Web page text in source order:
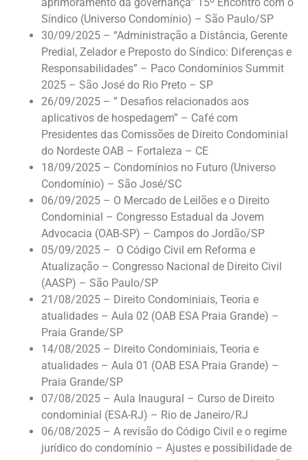
Síndico (Universo Condomínio) – São Paulo/SP
30/09/2025 – “Administração a Distância, Gerente
Predial, Zelador e Preposto do Síndico: Diferenças e
Responsabilidades” – Paco Condomínios Summit
2025 – São José do Rio Preto – SP
26/09/2025 – ” Desafios relacionados aos
aplicativos de hospedagem” – Café com
Presidentes das Comissões de Direito Condominial
do Nordeste OAB – Fortaleza – CE
18/09/2025 – Condomínios no Futuro (Universo
Condomínio) – São José/SC
06/09/2025 – O Mercado de Leilões e o Direito
Condominial – Congresso Estadual da Jovem
Advocacia (OAB-SP) – Campos do Jordão/SP
05/09/2025 – O Código Civil em Reforma e
Atualização – Congresso Nacional de Direito Civil
(AASP) – São Paulo/SP
21/08/2025 – Direito Condominiais, Teoria e
atualidades – Aula 02 (OAB ESA Praia Grande) –
Praia Grande/SP
14/08/2025 – Direito Condominiais, Teoria e
atualidades – Aula 01 (OAB ESA Praia Grande) –
Praia Grande/SP
07/08/2025 – Aula Inaugural – Curso de Direito
condominial (ESA-RJ) – Rio de Janeiro/RJ
06/08/2025 – A revisão do Código Civil e o regime
jurídico do condomínio – Ajustes e possibilidade de